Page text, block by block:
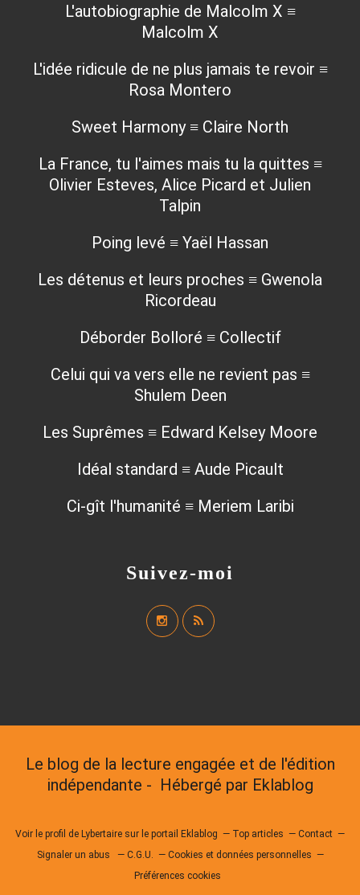
Suivez-moi
L'autobiographie de Malcolm X ≡
Malcolm X
L'idée ridicule de ne plus jamais te revoir ≡
Rosa Montero
Sweet Harmony ≡ Claire North
La France, tu l'aimes mais tu la quittes ≡
Olivier Esteves, Alice Picard et Julien
Talpin
Poing levé ≡ Yaël Hassan
Les détenus et leurs proches ≡ Gwenola
Ricordeau
Déborder Bolloré ≡ Collectif
Celui qui va vers elle ne revient pas ≡
Shulem Deen
Les Suprêmes ≡ Edward Kelsey Moore
Idéal standard ≡ Aude Picault
Ci-gît l'humanité ≡ Meriem Laribi
Le blog de la lecture engagée et de l'édition
indépendante - Hébergé par Eklablog
Voir le profil de Lybertaire sur le portail Eklablog Top articles
Contact
Signaler un abus
C.G.U.
Cookies et données personnelles
Préférences cookies